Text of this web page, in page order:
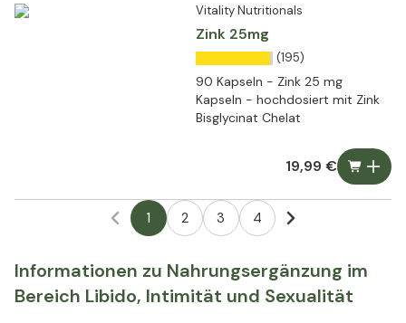
Vitality Nutritionals
Zink 25mg
(195)
90 Kapseln - Zink 25 mg
Kapseln - hochdosiert mit Zink
Bisglycinat Chelat
19,99 €
1 2 3 4
Informationen zu Nahrungsergänzung im
Bereich Libido, Intimität und Sexualität